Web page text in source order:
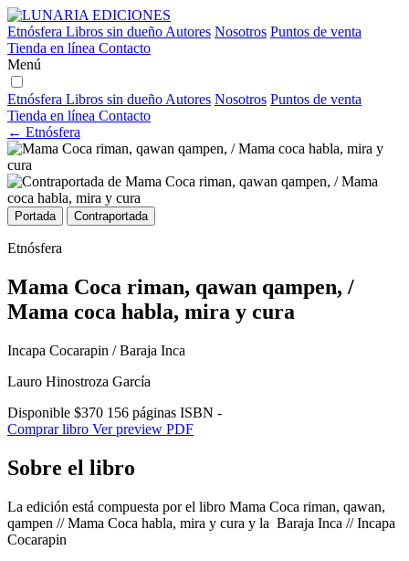
Etnósfera Libros sin dueño Autores Nosotros Puntos de venta
Tienda en línea Contacto
Menú
Etnósfera Libros sin dueño Autores Nosotros Puntos de venta
Tienda en línea Contacto
← Etnósfera
Portada Contraportada
Etnósfera
Mama Coca riman, qawan qampen, /
Mama coca habla, mira y cura
Incapa Cocarapin / Baraja Inca
Lauro Hinostroza García
Disponible $370 156 páginas ISBN -
Comprar libro Ver preview PDF
Sobre el libro
La edición está compuesta por el libro Mama Coca riman, qawan,
qampen // Mama Coca habla, mira y cura y la Baraja Inca // Incapa
Cocarapin